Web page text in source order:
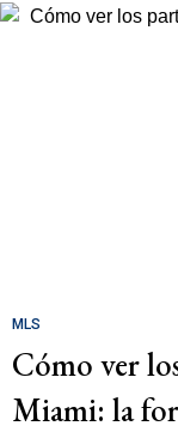
MLS
Cómo ver
Miami: la